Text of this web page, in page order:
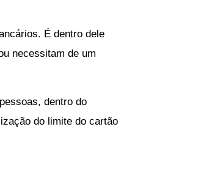
É dentro dele
necessitam de um
dentro do
do limite do cartão